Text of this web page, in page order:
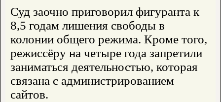
Суд заочно приговорил фигуранта к
8,5 годам лишения свободы в
колонии общего режима. Кроме того,
режиссёру на четыре года запретили
заниматься деятельностью, которая
связана с администрированием
сайтов.